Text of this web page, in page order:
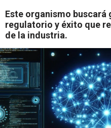
Este organismo buscará
regulatorio y éxito que
de la industria.